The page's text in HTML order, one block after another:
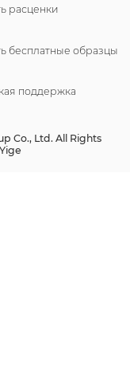
расценки
бесплатные образцы
поддержка
Co., Ltd. All Rights
Yige